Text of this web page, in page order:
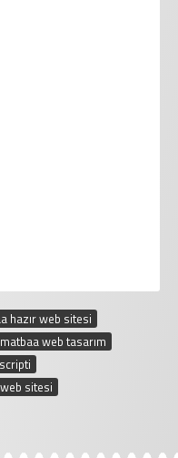
hazır web sitesi
matbaa web tasarım
sitesi